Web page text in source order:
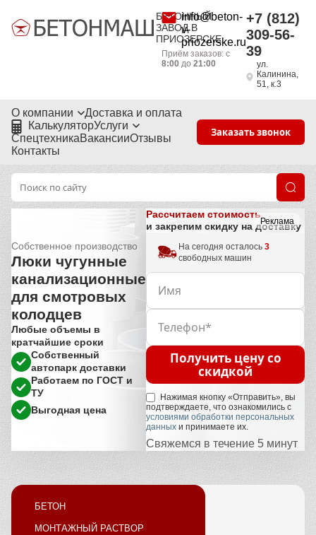
БЕТОННЫЙ
ЗАВОД В
ПРИОЗЕРСКЕ
info@beton-
v-
priozerske.ru
Приём заказов: с
8:00 до 21:00
+7 (812)
309-56-
39
ул.
Калинина,
51, к.3
О компании
Доставка и оплата
КалькуляторУслуги
СпецтехникаВакансииОтзывы
Контакты
Заказать звонок
Реклама
Собственное производство
Люки чугунные
канализационные
для смотровых
колодцев
Любые объемы в
кратчайшие сроки
Собственный
автопарк доставки
Работаем по ГОСТ и
ТУ
Выгодная цена
Рассчитаем стоимость
и закрепим скидку на доставку
На сегодня осталось 3
свободных машин
Получить цену со
скидкой
Нажимая кнопку «Отправить», вы
подтверждаете, что ознакомились с
условиями обработки персональных
данных и принимаете их.
Свяжемся в течение 5 минут
БЕТОН
МОНТАЖНЫЙ РАСТВОР